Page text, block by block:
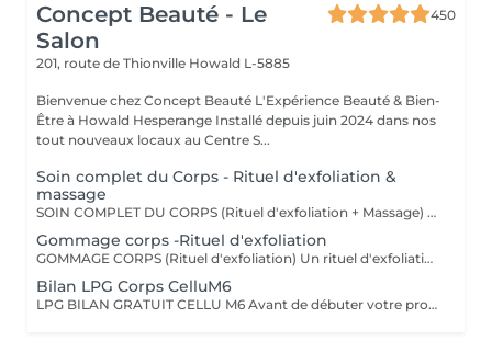
Concept Beauté - Le
Salon
450
201, route de Thionville Howald L-5885
Bienvenue chez Concept Beauté L'Expérience Beauté & Bien-
Être à Howald Hesperange Installé depuis juin 2024 dans nos
tout nouveaux locaux au Centre S...
Soin complet du Corps - Rituel d'exfoliation &
massage
SOIN COMPLET DU CORPS (Rituel d'exfoliation + Massage) Un soin divin combinant un gommage doux et un massage relaxant pour une peau sublimée et un corps détendu. L'exfoliation, réalisée avec le Body Strategist Scrub de Comfort Zone, élimine les cellules mortes, affine le grain de peau et prépare à l'absorption des actifs hydratants. Le massage qui suit nourrit et apaise la peau grâce aux textures veloutées et aux actifs régénérants des huiles de soin Comfort Zone, pour une sensation de bien-être absolu.
Gommage corps -Rituel d'exfoliation
GOMMAGE CORPS (Rituel d'exfoliation) Un rituel d'exfoliation délicat qui débarrasse la peau des impuretés et cellules mortes pour la laisser incroyablement douce et lumineuse. Nous utilisons le Body Strategist Scrub de Comfort Zone, un gommage aux particules naturelles qui stimule la microcirculation et révèle l'éclat de votre peau. Idéal avant un massage, un soin hydratant ou pour préparer la peau au bronzage.
Bilan LPG Corps CelluM6
LPG BILAN GRATUIT CELLU M6 Avant de débuter votre programme LPG, nous vous offrons un bilan personnalisé. Cette séance permet d'analyser votre peau, d'évaluer vos besoins et de définir ensemble le protocole le plus adapté à vos objectifs (fermeté, cellulite, drainage, remodelage). Grâce à la technologie brevetée LPG Endermologie, nous vous conseillons un programme sur-mesure pour optimiser vos résultats dès la première séance. Un accompagnement exclusif : En plus de votre programme LPG, bénéficiez des conseils d'une professionnelle, coach en nutrition et bien-être, pour des résultats optimisés et durables. Un suivi global pour retrouver une silhouette harmonieuse et une meilleure vitalité ! Le Lipomassage est une technique issu de l'endermologie ,c'est la solution aux problèmes de cellulite, de graisses localisées et de relachement cutané. Cellu M6 combine trois efets majeurs: - Le destockage : il active la lipolyse et stimule les adipocytes déclenchant la libération des graisses - Le raffermissement : il stimule les fibroblastes pour générer collagène et élastine - Le rescultage : il décloisonne les amas graisseux et agit sur les septas ( aspect capitons )